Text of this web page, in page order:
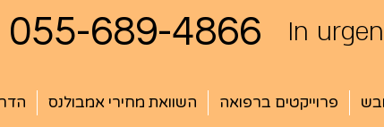
055-689-4866 In
השוואת מחירי אמבולנס פרוייקטים ברפואה